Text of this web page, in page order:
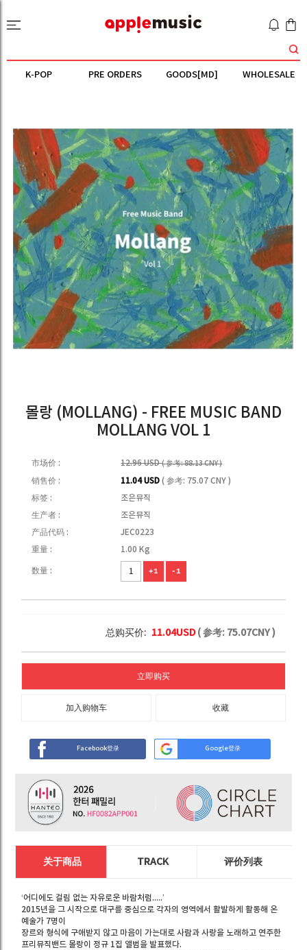
K-POP PRE ORDERS GOODS[MD] WHOLESALE
몰랑 (MOLLANG) - FREE MUSIC BAND
MOLLANG VOL 1
市场价 : 12.96 USD( 参考: 88.13 CNY )
销售价 : 11.04 USD( 参考: 75.07 CNY )
标签 :
조은뮤직
生产者 :
조은뮤직
产品代码 :
JEC0223
重量 :
1.00 Kg
数量 : +1 -1
总购买价: 11.04USD( 参考: 75.07CNY )
立即购买
加入购物车 收藏
Facebook登录 Google登录
关于商品 TRACK 评价列表
‘어디에도 걸림 없는 자유로운 바람처럼.....’
2015년을 그 시작으로 대구를 중심으로 각자의 영역에서 활발하게 활동해 온
예술가 7명이
장르와 형식에 구애받지 않고 마음이 가는대로 사람과 사랑을 노래하고 연주한
프리뮤직밴드 몰랑이 정규 1집 앨범을 발표했다.